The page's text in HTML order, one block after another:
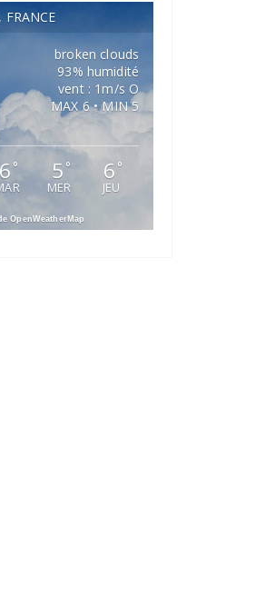
FRANCE
broken clouds
93% humidité
vent : 1m/s O
MAX 6 • MIN 5
6 ° 5 °
MER
6 °
JEU
OpenWeatherMap